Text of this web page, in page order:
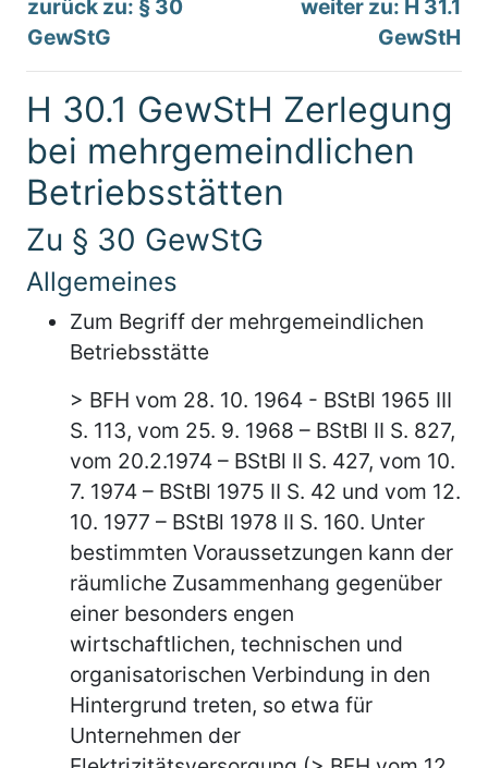
zurück zu: § 30
GewStG
weiter zu: H 31.1
GewStH
H 30.1 GewStH Zerlegung
bei mehrgemeindlichen
Betriebsstätten
Zu § 30 GewStG
Allgemeines
Zum Begriff der mehrgemeindlichen
Betriebsstätte
> BFH vom 28. 10. 1964 - BStBl 1965 III
S. 113, vom 25. 9. 1968 – BStBl II S. 827,
vom 20.2.1974 – BStBl II S. 427, vom 10.
7. 1974 – BStBl 1975 II S. 42 und vom 12.
10. 1977 – BStBl 1978 II S. 160. Unter
bestimmten Voraussetzungen kann der
räumliche Zusammenhang gegenüber
einer besonders engen
wirtschaftlichen, technischen und
organisatorischen Verbindung in den
Hintergrund treten, so etwa für
Unternehmen der